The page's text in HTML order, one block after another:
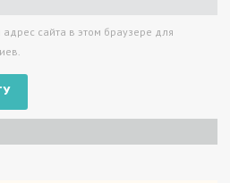
сайта в этом браузере для